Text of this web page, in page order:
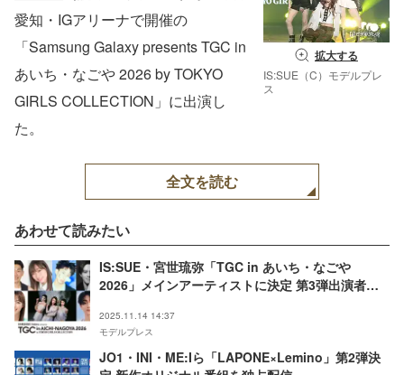
拡大する
IS:SUE（C）モデルプレ
ス
愛知・IGアリーナで開催の
「Samsung Galaxy presents TGC in
あいち・なごや 2026 by TOKYO
GIRLS COLLECTION」に出演し
た。
全文を読む
あわせて読みたい
IS:SUE・宮世琉弥「TGC in あいち・なごや
2026」メインアーティストに決定 第3弾出演者・
2025.11.14 14:37
モデルプレス
JO1・INI・ME:Iら「LAPONE×Lemino」第2弾決